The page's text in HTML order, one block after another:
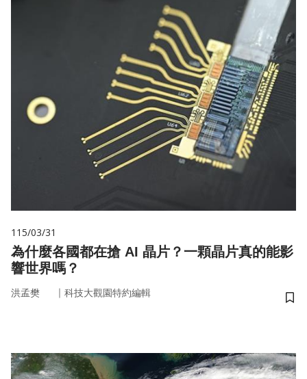
115/03/31
為什麼各國都在搶 AI 晶片？一顆晶片真的能影
響世界嗎？
洪孟樊 ｜ 科技大觀園特約編輯
儲